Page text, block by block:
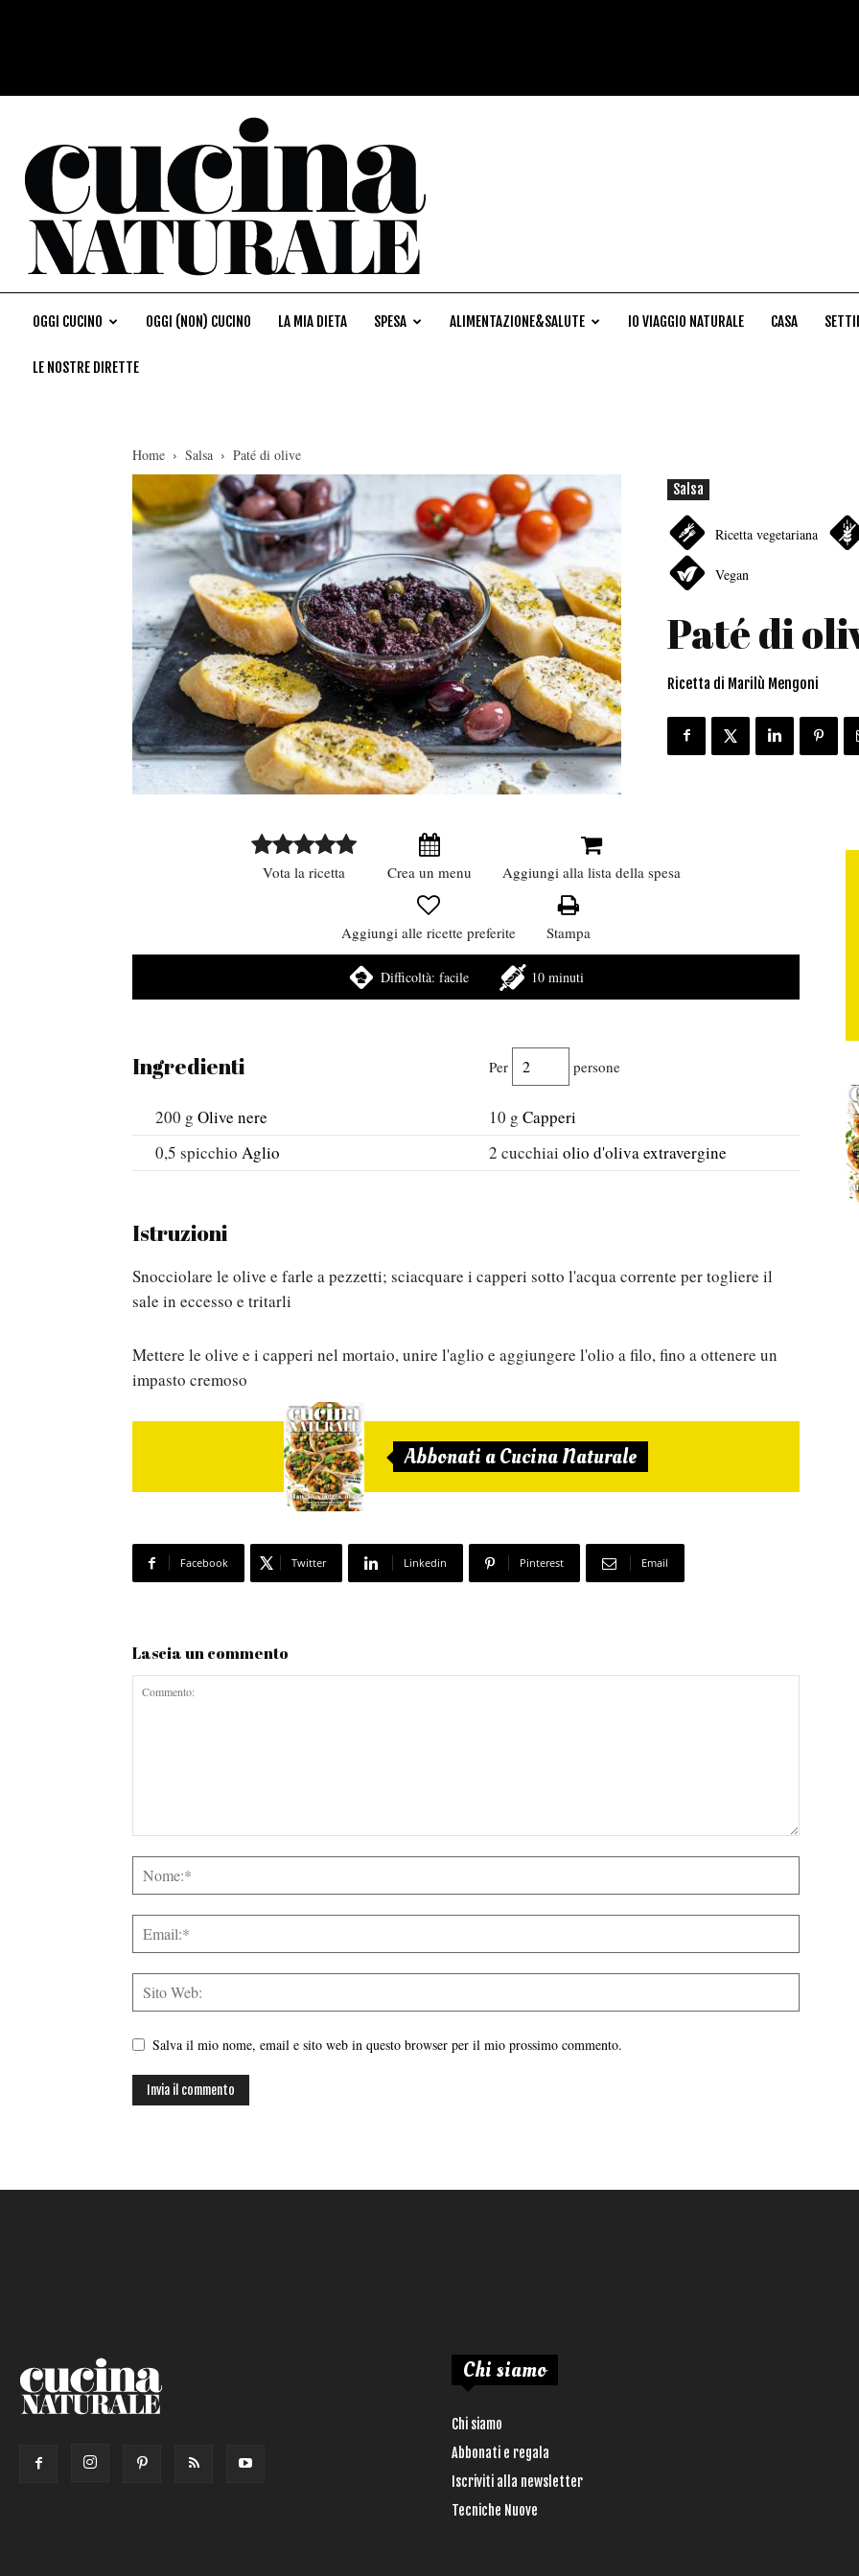
OGGI CUCINO OGGI (NON) CUCINO LA MIA DIETA SPESA ALIMENTAZIONE&SALUTE IO VIAGGIO NATURALE CASA
LE NOSTRE DIRETTE
Home Salsa
Paté di olive
Salsa
Ricetta vegetariana
Vegan
Paté di
Ricetta di Marilù Mengoni
Vota la ricetta Crea un menu Aggiungi alla lista della spesa
Aggiungi alle ricette preferite Stampa
Difficoltà: facile 10 minuti
Ingredienti Per persone
200 g Olive nere 10 g Capperi
0,5 spicchio Aglio 2 cucchiai olio d'oliva extravergine
Istruzioni
Snocciolare le olive e farle a pezzetti; sciacquare i capperi sotto l'acqua corrente per togliere il
sale in eccesso e tritarli
Mettere le olive e i capperi nel mortaio, unire l'aglio e aggiungere l'olio a filo, fino a ottenere un
impasto cremoso
Abbonati a Cucina Naturale
Facebook Twitter Linkedin Pinterest Email
Lascia un commento
Salva il mio nome, email e sito web in questo browser per il mio prossimo commento.
Chi siamo
Chi siamo
Abbonati e regala
Iscriviti alla newsletter
Tecniche Nuove